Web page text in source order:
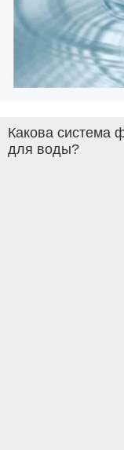
Какова система
для воды?